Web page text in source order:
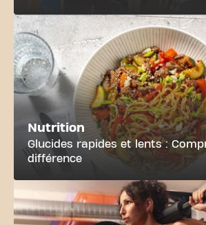
Nutrition
Glucides rapides et lents :
différence